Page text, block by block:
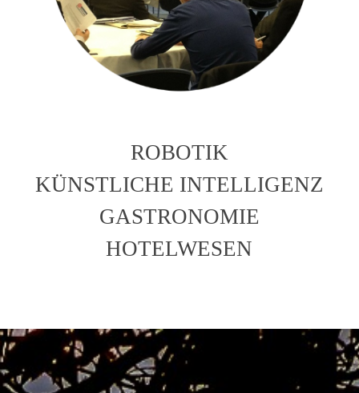
ROBOTIK
KÜNSTLICHE INTELLIGENZ
GASTRONOMIE
HOTELWESEN